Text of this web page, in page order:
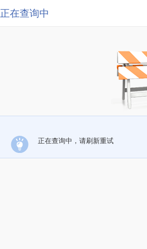
正在查询中
正在查询中，请刷新重试